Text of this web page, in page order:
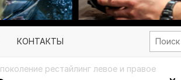
рестайлинг левое и правое
КОНТАКТЫ